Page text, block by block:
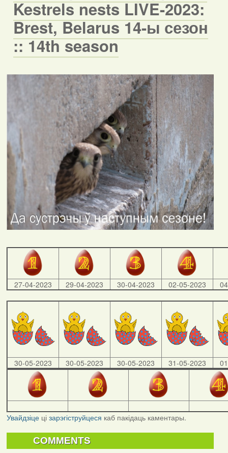
Kestrels nests LIVE-2023:
Brest, Belarus 14-ы сезон
:: 14th season
27-04-2023 29-04-2023 30-04-2023 02-05-2023
30-05-2023 30-05-2023 30-05-2023 31-05-2023
Увайдзіцеці зарэгіструйцеся каб пакідаць каментары.
COMMENTS